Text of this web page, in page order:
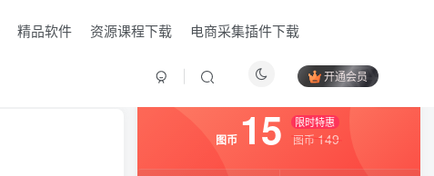
精品软件 资源课程下载 电商采集插件下载
开通会员
付费资源
图币 15 限时特惠
图币 149